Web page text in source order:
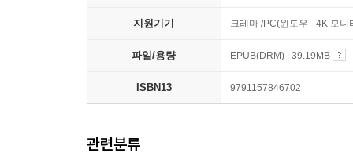
지원기기 크레마 /PC(윈도우 - 4K 모
파일/용량 EPUB(DRM) | 39.19MB
ISBN13 9791157846702
관련분류